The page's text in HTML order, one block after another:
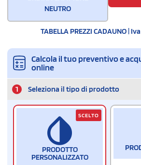
NEUTRO
TABELLA PREZZI CADAUNO |
Calcola il tuo preventivo e
online
1 Seleziona il tipo di prodotto
PRODOTTO
PERSONALIZZATO
SCELTO